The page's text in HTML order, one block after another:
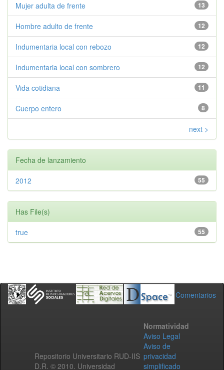
13
Mujer adulta de frente
12
Hombre adulto de frente
12
Indumentaria local con rebozo
12
Indumentaria local con sombrero
11
Vida cotidiana
8
Cuerpo entero
next >
Fecha de lanzamiento
55
2012
Has File(s)
55
true
Comentarios
Repositorio Universitario RUD-IIS
D.R. © 2010. Universidad
Normatividad
Aviso Legal
Aviso de
privacidad
simplificado